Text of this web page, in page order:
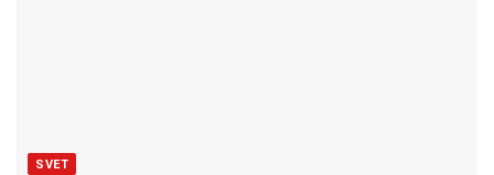
SVET